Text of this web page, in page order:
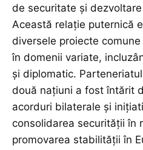
de securitate și
Această relație puternică
diversele proiecte
în domenii variate,
și diplomatic.
două națiuni a fost întărit
acorduri bilaterale și
consolidarea securității în
promovarea stabilității în